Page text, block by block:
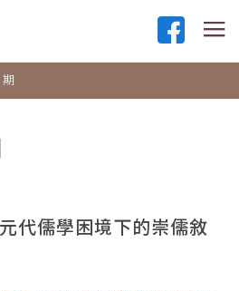
代儒學困境下的崇儒敘